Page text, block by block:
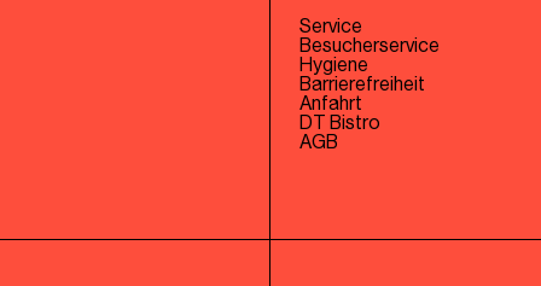
Service
Besucherservice
Hygiene
Barrierefreiheit
Anfahrt
DT Bistro
AGB